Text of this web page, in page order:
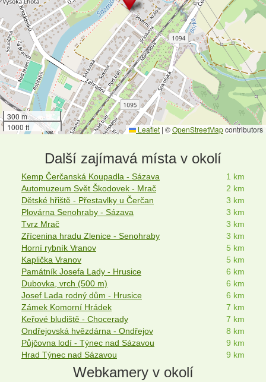
300 m
1000 ft
Leaflet | ©OpenStreetMapcontributors
Další zajímavá místa v okolí
Kemp Čerčanská Koupadla - Sázava
1 km
Automuzeum Svět Škodovek - Mrač
2 km
Dětské hřiště - Přestavlky u Čerčan
3 km
Plovárna Senohraby - Sázava
3 km
Tvrz Mrač
3 km
Zřícenina hradu Zlenice - Senohraby
3 km
Horní rybník Vranov
5 km
Kaplička Vranov
5 km
Památník Josefa Lady - Hrusice
6 km
Dubovka, vrch (500 m)
6 km
Josef Lada rodný dům - Hrusice
6 km
Zámek Komorní Hrádek
7 km
Keřové bludiště - Chocerady
7 km
Ondřejovská hvězdárna - Ondřejov
8 km
Půjčovna lodí - Týnec nad Sázavou
9 km
Hrad Týnec nad Sázavou
9 km
Webkamery v okolí